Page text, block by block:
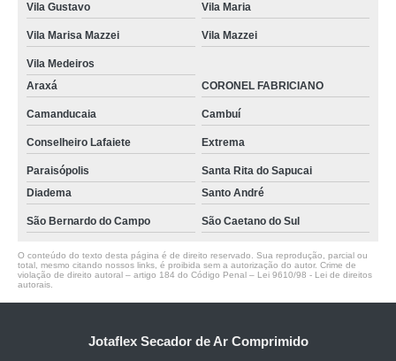
Vila Gustavo Vila Maria
Vila Marisa Mazzei Vila Mazzei
Vila Medeiros
Araxá
CORONEL FABRICIANO
Camanducaia Cambuí
Conselheiro Lafaiete Extrema
Paraisópolis
Santa Rita do Sapucai
Diadema
Santo André
São Bernardo do Campo São Caetano do Sul
O conteúdo do texto desta página é de direito reservado. Sua reprodução, parcial ou
total, mesmo citando nossos links, é proibida sem a autorização do autor. Crime de
violação de direito autoral – artigo 184 do Código Penal – Lei 9610/98 - Lei de direitos
autorais
Jotaflex Secador de Ar Comprimido